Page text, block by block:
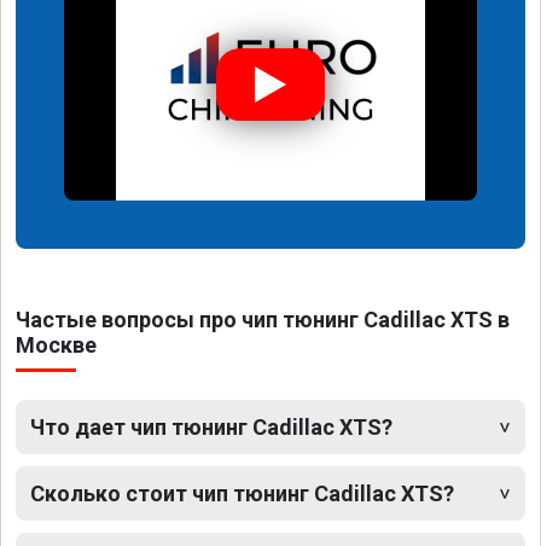
Частые вопросы про чип тюнинг Cadillac XTS в
Москве
Что дает чип тюнинг Cadillac XTS?
Сколько стоит чип тюнинг Cadillac XTS?